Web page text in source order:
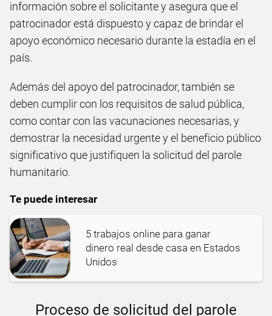
información sobre el solicitante y asegura que el
patrocinador está dispuesto y capaz de brindar el
apoyo económico necesario durante la estadía en el
país.
Además del apoyo del patrocinador, también se
deben cumplir con los requisitos de salud pública,
como contar con las vacunaciones necesarias, y
demostrar la necesidad urgente y el beneficio público
significativo que justifiquen la solicitud del parole
humanitario.
Te puede interesar
5 trabajos online para ganar
dinero real desde casa en Estados
Unidos
Proceso de solicitud del parole